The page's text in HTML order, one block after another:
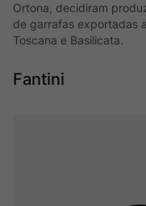
Ortona, decidiram
de garrafas exportadas
Toscana e Basilicata.
Fantini